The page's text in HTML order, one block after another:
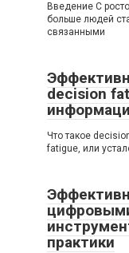
Введение С
больше людей
связанными
decision
Что такое
fatigue, или
практики